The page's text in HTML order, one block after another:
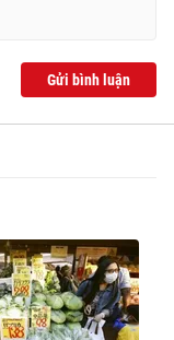
Gửi bình luận